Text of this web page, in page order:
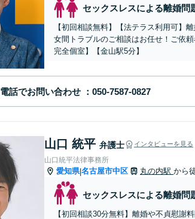
セックスレスによる離婚問
【初回相談無料】【法テラス利用可】
女間トラブルのご相談はお任せ！ご依
完全個室】【金山駅5分】
電話でお問い合わせ
山口 統平 弁護士 インタビューを見る
山口統平法律事務所
愛知県|名古屋市中区 丸の内駅 から
セックスレスによる離婚問
【初回相談30分無料】離婚や不貞慰謝